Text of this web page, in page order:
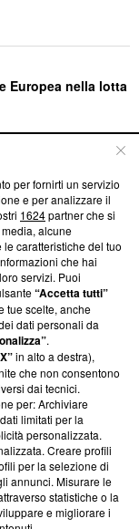
Europea nella lotta
su Blasting
ci impegniamo a
aderenza a
News non è
di farne
una verifica di
per fornirti un servizio
e per analizzare il
1624partner che si
alcune
caratteristiche del tuo
che hai
servizi. Puoi
“Accetta tutti”
tue scelte, anche
dati personali da
.
in alto a destra),
che non consentono
dai tecnici.
per: Archiviare
limitati per la
personalizzata.
Creare profili
per la selezione di
annunci. Misurare le
statistiche o la
e migliorare i